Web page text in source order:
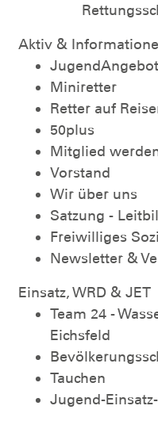
Aktiv &
Miniretter
Retter auf
50plus
Mitglied
Vorstand
Wir über uns
Satzung -
Freiwilliges
Newsletter &
Einsatz, WRD & JET
Team 24 -
Eichsfeld
Tauchen
Jugend-